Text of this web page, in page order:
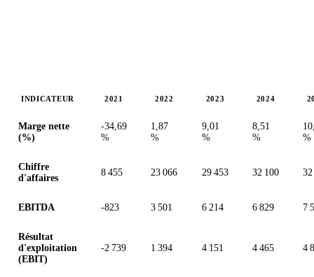
INDICATEUR 2021 2022 2023 2024
Marge nette
(%)
-34,69
%
1,87
%
9,01
%
8,51
%
%
Chiffre
d'affaires
8 455 23 066 29 453 32 100
EBITDA -823 3 501 6 214 6 829 7
Résultat
d'exploitation
(EBIT)
-2 739 1 394 4 151 4 465 4